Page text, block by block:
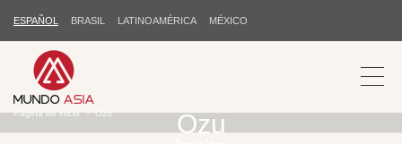
ESPAÑOL BRASIL LATINOAMÉRICA MÉXICO
Ozu
Página de inicio Ozu